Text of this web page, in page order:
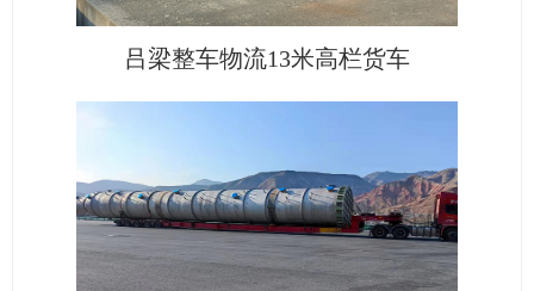
吕梁整车物流13米高栏货车